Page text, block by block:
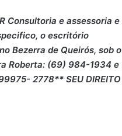
Consultoria e assessoria e
o escritório
Bezerra de Queirós, sob o
Roberta: (69) 984-1934 e
2778** SEU DIREITO